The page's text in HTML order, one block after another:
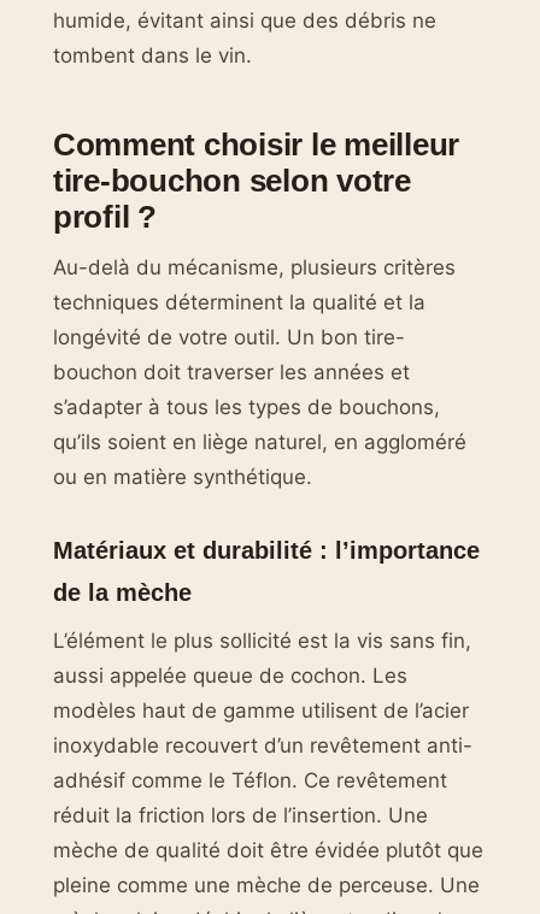
humide, évitant ainsi que des débris ne
tombent dans le vin.
Comment choisir le meilleur
tire-bouchon selon votre
profil ?
Au-delà du mécanisme, plusieurs critères
techniques déterminent la qualité et la
longévité de votre outil. Un bon tire-
bouchon doit traverser les années et
s’adapter à tous les types de bouchons,
qu’ils soient en liège naturel, en aggloméré
ou en matière synthétique.
Matériaux et durabilité : l’importance
de la mèche
L’élément le plus sollicité est la vis sans fin,
aussi appelée queue de cochon. Les
modèles haut de gamme utilisent de l’acier
inoxydable recouvert d’un revêtement anti-
adhésif comme le Téflon. Ce revêtement
réduit la friction lors de l’insertion. Une
mèche de qualité doit être évidée plutôt que
pleine comme une mèche de perceuse. Une